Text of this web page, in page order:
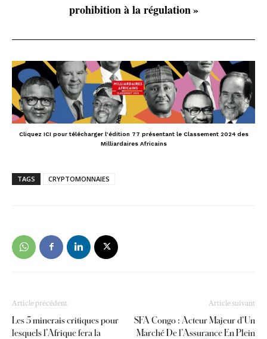
prohibition à la régulation »
Cliquez ICI pour télécharger l’édition 77 présentant le Classement 2024 des
Milliardaires Africains
TAGS CRYPTOMONNAIES
Article précédent
Les 5 minerais critiques pour
lesquels l’Afrique fera la
Article suivant
SFA Congo : Acteur Majeur d’Un
Marché De l’Assurance En Plein